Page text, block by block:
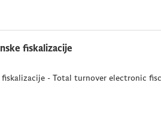
fiskalizacije
- Total turnover electronic